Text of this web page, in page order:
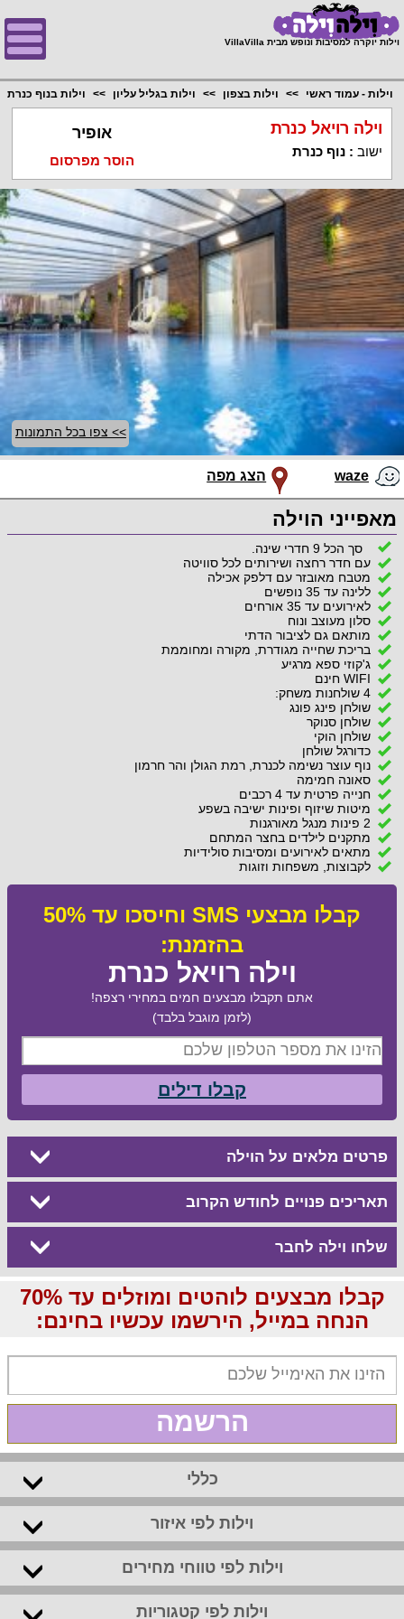
וילות יוקרה למסיבות ונופש מבית VillaVilla
וילות - עמוד ראשי וילות בצפון וילות בגליל עליון וילות בנוף כנרת
וילה רויאל כנרת
ישוב :נוף כנרת
אופיר
הוסר מפרסום
>> צפו בכל התמונות
waze הצג מפה
מאפייני הוילה
סך הכל 9 חדרי שינה.
עם חדר רחצה ושירותים לכל סוויטה
מטבח מאובזר עם דלפק אכילה
ללינה עד 35 נופשים
לאירועים עד 35 אורחים
סלון מעוצב ונוח
מותאם גם לציבור הדתי
בריכת שחייה מגודרת, מקורה ומחוממת
ג'קוזי ספא מרגיע
WIFI חינם
4 שולחנות משחק:
שולחן פינג פונג
שולחן סנוקר
שולחן הוקי
כדורגל שולחן
נוף עוצר נשימה לכנרת, רמת הגולן והר חרמון
סאונה חמימה
חנייה פרטית עד 4 רכבים
מיטות שיזוף ופינות ישיבה בשפע
2 פינות מנגל מאורגנות
מתקנים לילדים בחצר המתחם
מתאים לאירועים ומסיבות סולידיות
לקבוצות, משפחות וזוגות
קבלו מבצעי SMS וחיסכו עד 50%
בהזמנת:
וילה רויאל כנרת
אתם תקבלו מבצעים חמים במחירי רצפה!
(לזמן מוגבל בלבד)
קבלו דילים
פרטים מלאים על הוילה
תאריכים פנויים לחודש הקרוב
שלחו וילה לחבר
קבלו מבצעים לוהטים ומוזלים עד 70%
הנחה במייל, הירשמו עכשיו בחינם:
הרשמה
כללי
וילות לפי איזור
וילות לפי טווחי מחירים
וילות לפי קטגוריות